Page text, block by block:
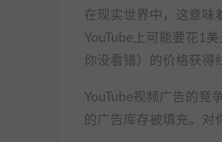
在现实世界中，这意味
YouTube上可能要花1
你没看错）的价格获得
YouTube视频广告的竞
的广告库存被填充。对